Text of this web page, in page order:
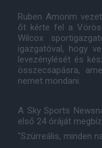
Ruben Amorim
őt kérte fel a Vörös
Wilcox
igazgatóval, hogy
levezénylését és
összecsapásra,
nemet mondani.
A Sky Sports
első 24 óráját
"Szürreális, minden